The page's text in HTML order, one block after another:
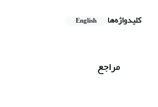
کلیدواژه‌ها English
مراجع